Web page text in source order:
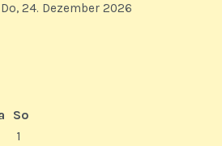
24. Dezember 2026
So
1